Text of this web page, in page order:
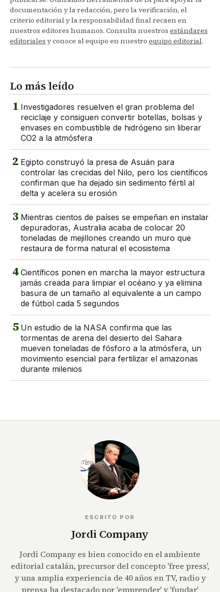
documentación y la redacción, pero la verificación, el
criterio editorial y la responsabilidad final recaen en
nuestros editores humanos. Consulta nuestros estándares
editoriales y conoce al equipo en nuestro equipo editorial.
Lo más leído
1 Investigadores resuelven el gran problema del
reciclaje y consiguen convertir botellas, bolsas y
envases en combustible de hidrógeno sin liberar
CO2 a la atmósfera
2 Egipto construyó la presa de Asuán para
controlar las crecidas del Nilo, pero los científicos
confirman que ha dejado sin sedimento fértil al
delta y acelera su erosión
3 Mientras cientos de países se empeñan en instalar
depuradoras, Australia acaba de colocar 20
toneladas de mejillones creando un muro que
restaura de forma natural el ecosistema
4 Científicos ponen en marcha la mayor estructura
jamás creada para limpiar el océano y ya elimina
basura de un tamaño al equivalente a un campo
de fútbol cada 5 segundos
5 Un estudio de la NASA confirma que las
tormentas de arena del desierto del Sahara
mueven toneladas de fósforo a la atmósfera, un
movimiento esencial para fertilizar el amazonas
durante milenios
ESCRITO POR
Jordi Company
Jordi Company es bien conocido en el ambiente
editorial catalán, precursor del concepto 'free press',
y una amplia experiencia de 40 años en TV, radio y
prensa ha destacado por 'emprender' y 'fundar'